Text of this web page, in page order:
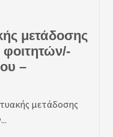
μετάδοσης
–
μετάδοσης